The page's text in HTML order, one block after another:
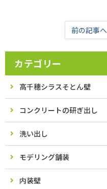
前の記事へ
カテゴリー
高千穂シラスそとん壁
コンクリートの研ぎ出し
洗い出し
モデリング舗装
内装壁